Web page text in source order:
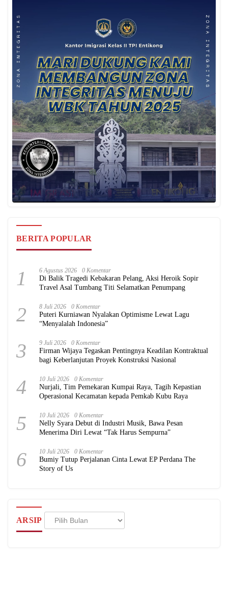
BERITA POPULAR
1 6 Agustus 2026 0 Komentar
Di Balik Tragedi Kebakaran Pelang, Aksi Heroik Sopir
Travel Asal Tumbang Titi Selamatkan Penumpang
2 8 Juli 2026 0 Komentar
Puteri Kurniawan Nyalakan Optimisme Lewat Lagu
“Menyalalah Indonesia”
3 9 Juli 2026 0 Komentar
Firman Wijaya Tegaskan Pentingnya Keadilan Kontraktual
bagi Keberlanjutan Proyek Konstruksi Nasional
4 10 Juli 2026 0 Komentar
Nurjali, Tim Pemekaran Kumpai Raya, Tagih Kepastian
Operasional Kecamatan kepada Pemkab Kubu Raya
5 10 Juli 2026 0 Komentar
Nelly Syara Debut di Industri Musik, Bawa Pesan
Menerima Diri Lewat “Tak Harus Sempurna”
6 10 Juli 2026 0 Komentar
Bumiy Tutup Perjalanan Cinta Lewat EP Perdana The
Story of Us
ARSIP
Arsip